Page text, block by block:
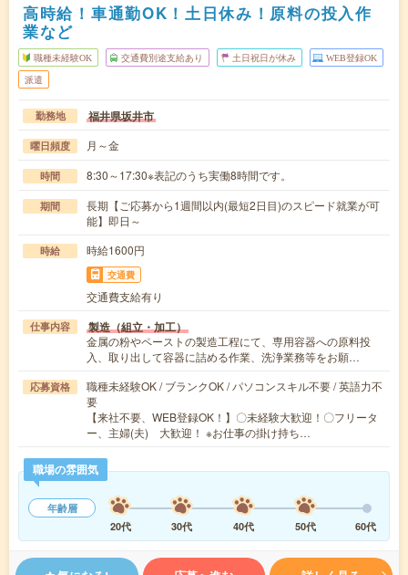
高時給！車通勤OK！土日休み！原料の投入作
業など
職種未経験OK 交通費別途支給あり 土日祝日が休み WEB登録OK
派遣
勤務地 福井県坂井市
曜日頻度 月～金
時間 8:30～17:30※表記のうち実働8時間です。
期間
長期【ご応募から1週間以内(最短2日目)のスピード就業が可
能】即日～
時給 時給1600円
交通費
交通費支給有り
仕事内容 製造（組立・加工）
金属の粉やペーストの製造工程にて、専用容器への原料投
入、取り出して容器に詰める作業、洗浄業務等をお願…
応募資格
職種未経験OK / ブランクOK / パソコンスキル不要 / 英語力不
要
【来社不要、WEB登録OK！】〇未経験大歓迎！〇フリータ
ー、主婦(夫) 大歓迎！ ※お仕事の掛け持ち…
職場の雰囲気
年齢層
20代
30代 40代 50代 60代